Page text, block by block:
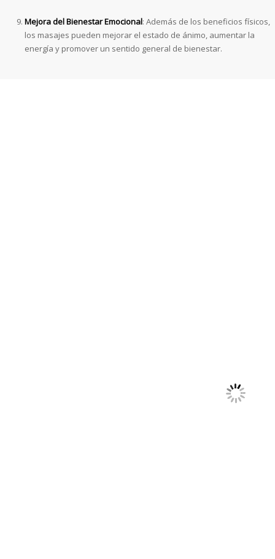
Mejora del Bienestar Emocional: Además de los beneficios físicos,
los masajes pueden mejorar el estado de ánimo, aumentar la
energía y promover un sentido general de bienestar.